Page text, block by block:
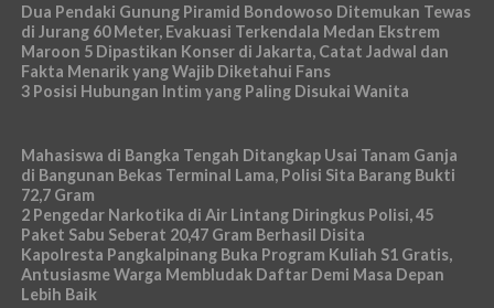
Dua Pendaki Gunung Piramid Bondowoso Ditemukan Tewas
di Jurang 60 Meter, Evakuasi Terkendala Medan Ekstrem
Maroon 5 Dipastikan Konser di Jakarta, Catat Jadwal dan
Fakta Menarik yang Wajib Diketahui Fans
3 Posisi Hubungan Intim yang Paling Disukai Wanita
Mahasiswa di Bangka Tengah Ditangkap Usai Tanam Ganja
di Bangunan Bekas Terminal Lama, Polisi Sita Barang Bukti
72,7 Gram
2 Pengedar Narkotika di Air Lintang Diringkus Polisi, 45
Paket Sabu Seberat 20,47 Gram Berhasil Disita
Kapolresta Pangkalpinang Buka Program Kuliah S1 Gratis,
Antusiasme Warga Membludak Daftar Demi Masa Depan
Lebih Baik